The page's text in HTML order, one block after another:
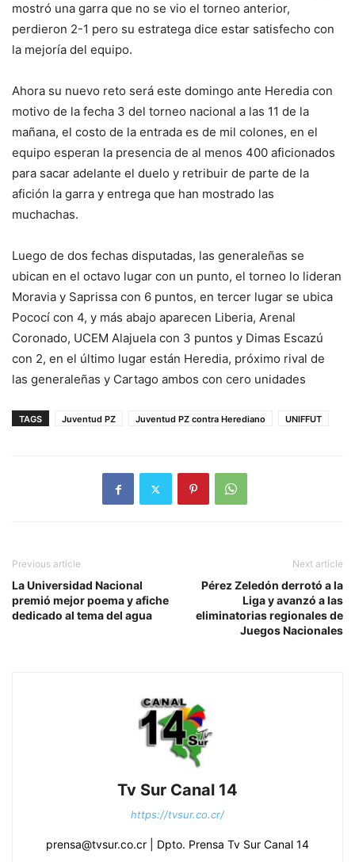
mostró una garra que no se vio el torneo anterior,
perdieron 2-1 pero su estratega dice estar satisfecho con
la mejoría del equipo.
Ahora su nuevo reto será este domingo ante Heredia con
motivo de la fecha 3 del torneo nacional a las 11 de la
mañana, el costo de la entrada es de mil colones, en el
equipo esperan la presencia de al menos 400 aficionados
para sacar adelante el duelo y retribuir de parte de la
afición la garra y entrega que han mostrado las
muchachas.
Luego de dos fechas disputadas, las generaleñas se
ubican en el octavo lugar con un punto, el torneo lo lideran
Moravia y Saprissa con 6 puntos, en tercer lugar se ubica
Pococí con 4, y más abajo aparecen Liberia, Arenal
Coronado, UCEM Alajuela con 3 puntos y Dimas Escazú
con 2, en el último lugar están Heredia, próximo rival de
las generaleñas y Cartago ambos con cero unidades
TAGS Juventud PZ Juventud PZ contra Herediano UNIFFUT
Previous article
La Universidad Nacional
premió mejor poema y afiche
dedicado al tema del agua
Next article
Pérez Zeledón derrotó a la
Liga y avanzó a las
eliminatorias regionales de
Juegos Nacionales
Tv Sur Canal 14
https://tvsur.co.cr/
prensa@tvsur.co.cr | Dpto. Prensa Tv Sur Canal 14